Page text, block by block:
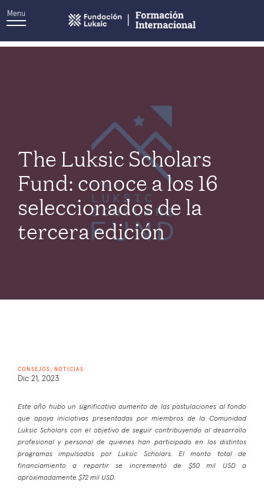
Menu
Autor: Emilia Benítez
The Luksic Scholars
Fund: conoce a los 16
seleccionados de la
tercera edición
CONSEJOS, NOTICIAS
Dic 21, 2023
Este año hubo un significativo aumento de las postulaciones al fondo
que apoya iniciativas presentadas por miembros de la Comunidad
Luksic Scholars con el objetivo de seguir contribuyendo al desarrollo
profesional y personal de quienes han participado en los distintos
programas impulsados por Luksic Scholars. El monto total de
financiamiento a repartir se incrementó de $50 mil USD a
aproximadamente $72 mil USD.